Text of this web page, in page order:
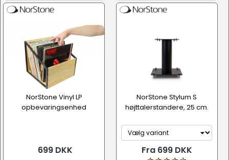
NorStone Vinyl LP
opbevaringsenhed
699 DKK
NorStone Stylum S
højttalerstandere, 25 cm.
Fra 699 DKK